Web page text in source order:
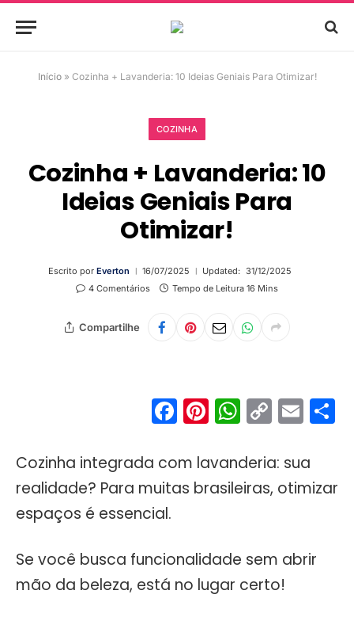
Início» Cozinha + Lavanderia: 10 Ideias Geniais Para Otimizar!
COZINHA
Cozinha + Lavanderia: 10
Ideias Geniais Para
Otimizar!
Escrito por Everton 16/07/2025 Updated: 31/12/2025
4 Comentários
Tempo de Leitura 16 Mins
Compartilhe
Facebook
Pinterest
Copy
Link
Cozinha integrada com lavanderia: sua
realidade? Para muitas brasileiras, otimizar
espaços é essencial.
Se você busca funcionalidade sem abrir
mão da beleza, está no lugar certo!